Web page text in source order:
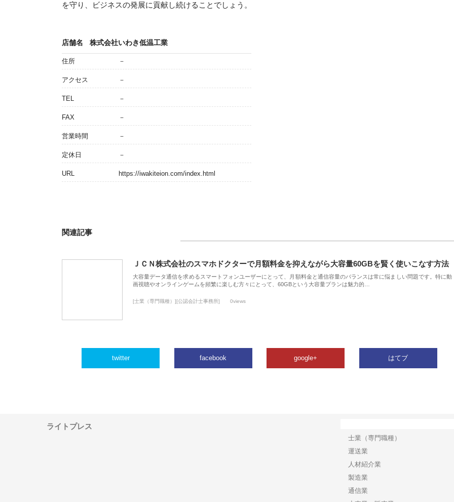
を守り、ビジネスの発展に貢献し続けることでしょう。
店舗名 株式会社いわき低温工業
住所 －
アクセス －
TEL －
FAX －
営業時間 －
定休日 －
URL https://iwakiteion.com/index.html
関連記事
ＪＣＮ株式会社のスマホドクターで月額料金を抑えながら大容量60GBを賢く使いこなす方法
大容量データ通信を求めるスマートフォンユーザーにとって、月額料金と通信容量のバランスは常に悩ましい問題です。特に動
画視聴やオンラインゲームを頻繁に楽しむ方々にとって、60GBという大容量プランは魅力的…
[士業（専門職種）][公認会計士事務所] 0views
twitter facebook google+ はてブ
ライトプレス
士業（専門職種）
運送業
人材紹介業
製造業
通信業